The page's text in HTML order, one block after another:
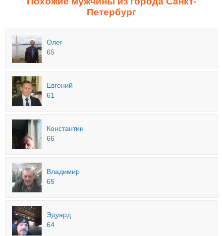
Петербург
Олег
65
Евгений
61
Константин
66
Владимир
65
Эдуард
64